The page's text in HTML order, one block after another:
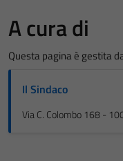
A cura di
Questa pagina è gestita
Il Sindaco
Via C. Colombo 168 -